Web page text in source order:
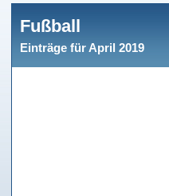
Fußball
Einträge für April 2019